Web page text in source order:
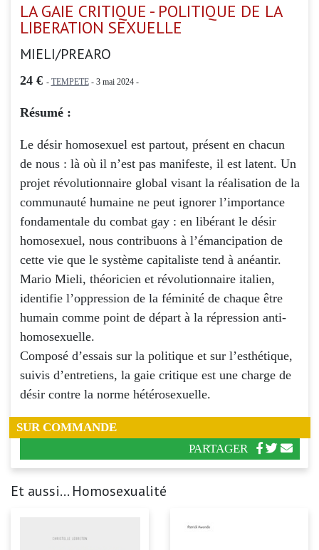
LA GAIE CRITIQUE - POLITIQUE DE LA
LIBERATION SEXUELLE
MIELI/PREARO
24 € - TEMPETE- 3 mai 2024 -
Résumé :
Le désir homosexuel est partout, présent en chacun
de nous : là où il n’est pas manifeste, il est latent. Un
projet révolutionnaire global visant la réalisation de la
communauté humaine ne peut ignorer l’importance
fondamentale du combat gay : en libérant le désir
homosexuel, nous contribuons à l’émancipation de
cette vie que le système capitaliste tend à anéantir.
Mario Mieli, théoricien et révolutionnaire italien,
identifie l’oppression de la féminité de chaque être
humain comme point de départ à la répression anti-
homosexuelle.
Composé d’essais sur la politique et sur l’esthétique,
suivis d’entretiens, la gaie critique est une charge de
désir contre la norme hétérosexuelle.
SUR COMMANDE
PARTAGER
Et aussi... Homosexualité